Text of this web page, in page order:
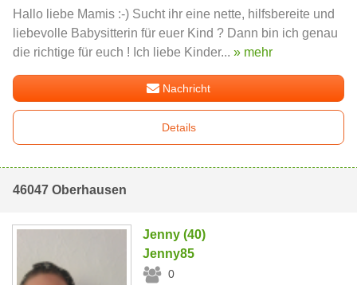
Hallo liebe Mamis :-) Sucht ihr eine nette, hilfsbereite und
liebevolle Babysitterin für euer Kind ? Dann bin ich genau
die richtige für euch ! Ich liebe Kinder... » mehr
Nachricht
Details
46047 Oberhausen
Jenny (40)
Jenny85
0